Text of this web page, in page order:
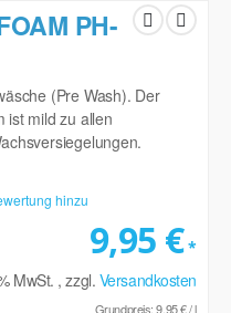
PH-
(Pre Wash). Der
ist mild zu allen
hinzu
9,95 €
MwSt. ,zzgl. Versandkosten
Grundpreis:9,95 €/ l